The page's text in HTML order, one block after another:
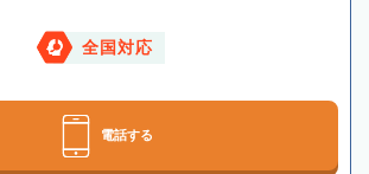
全国対応
電話する